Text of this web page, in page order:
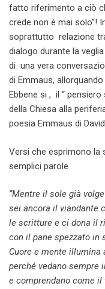
fatto riferimento a ciò
crede non è mai solo”!
soprattutto relazione
dialogo durante la
di una vera
di Emmaus,
Ebbene si , il “
della Chiesa alla
poesia Emmaus di
Versi che esprimono la
semplici parole
”Mentre il sole già
sei ancora il viandante
le scritture e ci dona il
con il pane spezzato in
Cuore e mente illumina
perché vedano sempre
e comprendano come il